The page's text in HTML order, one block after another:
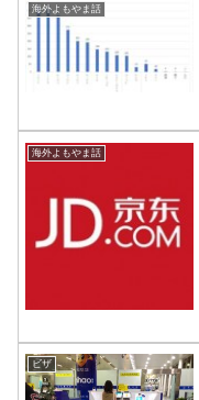
海外よもやま話
海外よもやま話
ビザ